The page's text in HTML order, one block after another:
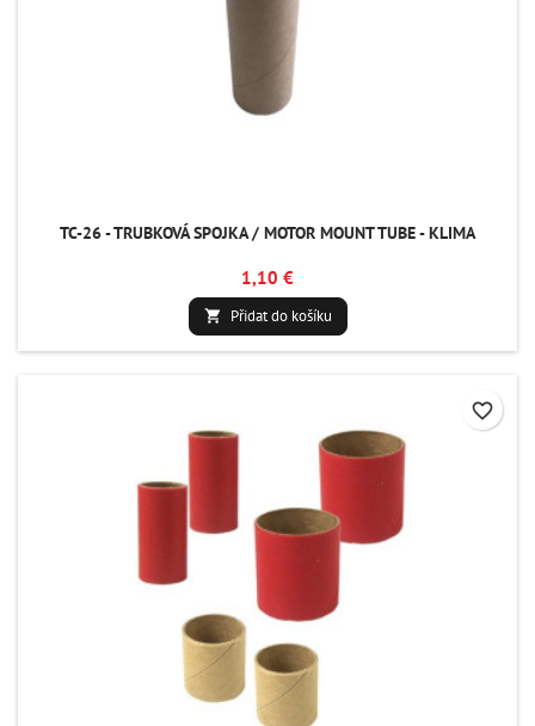
TC-26 - TRUBKOVÁ SPOJKA / MOTOR MOUNT TUBE - KLIMA
1,10 €
 Přidat do košíku
favorite_border